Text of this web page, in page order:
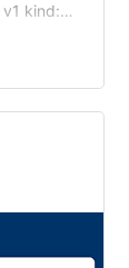
v1 kind: